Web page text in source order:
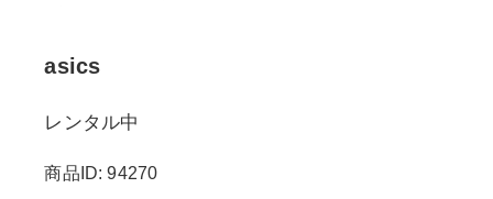
asics
レンタル中
商品ID: 94270